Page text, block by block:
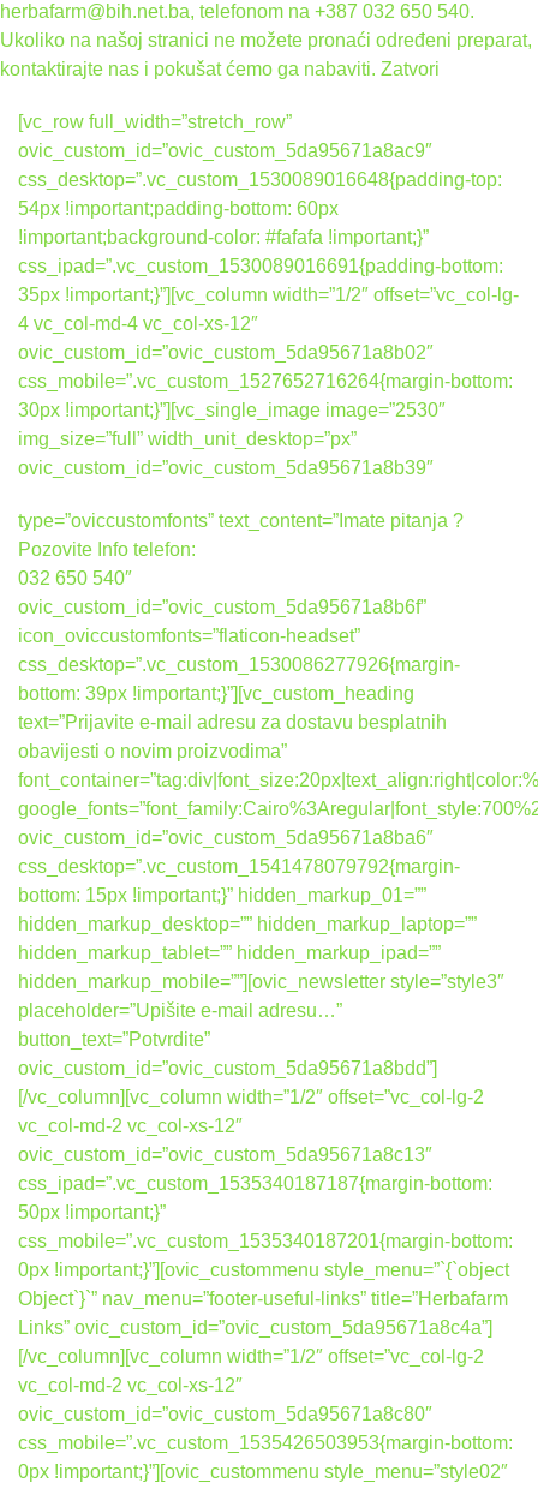
herbafarm@bih.net.ba, telefonom na +387 032 650 540.
Ukoliko na našoj stranici ne možete pronaći određeni preparat,
kontaktirajte nas i pokušat ćemo ga nabaviti. Zatvori
[vc_row full_width=”stretch_row”
ovic_custom_id=”ovic_custom_5da95671a8ac9″
css_desktop=”.vc_custom_1530089016648{padding-top:
54px !important;padding-bottom: 60px
!important;background-color: #fafafa !important;}”
css_ipad=”.vc_custom_1530089016691{padding-bottom:
35px !important;}”][vc_column width=”1/2″ offset=”vc_col-lg-
4 vc_col-md-4 vc_col-xs-12″
ovic_custom_id=”ovic_custom_5da95671a8b02″
css_mobile=”.vc_custom_1527652716264{margin-bottom:
30px !important;}”][vc_single_image image=”2530″
img_size=”full” width_unit_desktop=”px”
ovic_custom_id=”ovic_custom_5da95671a8b39″
type=”oviccustomfonts” text_content=”Imate pitanja ?
Pozovite Info telefon:
032 650 540″
ovic_custom_id=”ovic_custom_5da95671a8b6f”
icon_oviccustomfonts=”flaticon-headset”
css_desktop=”.vc_custom_1530086277926{margin-
bottom: 39px !important;}”][vc_custom_heading
text=”Prijavite e-mail adresu za dostavu besplatnih
obavijesti o novim proizvodima”
ovic_custom_id=”ovic_custom_5da95671a8ba6″
css_desktop=”.vc_custom_1541478079792{margin-
bottom: 15px !important;}” hidden_markup_01=””
hidden_markup_desktop=”” hidden_markup_laptop=””
hidden_markup_tablet=”” hidden_markup_ipad=””
hidden_markup_mobile=””][ovic_newsletter style=”style3″
placeholder=”Upišite e-mail adresu…”
button_text=”Potvrdite”
ovic_custom_id=”ovic_custom_5da95671a8bdd”]
[/vc_column][vc_column width=”1/2″ offset=”vc_col-lg-2
vc_col-md-2 vc_col-xs-12″
ovic_custom_id=”ovic_custom_5da95671a8c13″
css_ipad=”.vc_custom_1535340187187{margin-bottom:
50px !important;}”
css_mobile=”.vc_custom_1535340187201{margin-bottom:
0px !important;}”][ovic_custommenu style_menu=”`{`object
Object`}`” nav_menu=”footer-useful-links” title=”Herbafarm
Links” ovic_custom_id=”ovic_custom_5da95671a8c4a”]
[/vc_column][vc_column width=”1/2″ offset=”vc_col-lg-2
vc_col-md-2 vc_col-xs-12″
ovic_custom_id=”ovic_custom_5da95671a8c80″
css_mobile=”.vc_custom_1535426503953{margin-bottom:
0px !important;}”][ovic_custommenu style_menu=”style02″